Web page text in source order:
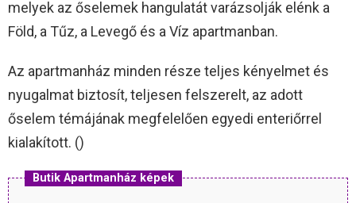
melyek az őselemek hangulatát varázsolják elénk a
Föld, a Tűz, a Levegő és a Víz apartmanban.
Az apartmanház minden része teljes kényelmet és
nyugalmat biztosít, teljesen felszerelt, az adott
őselem témájának megfelelően egyedi enteriőrrel
kialakított. ()
Butik Apartmanház képek